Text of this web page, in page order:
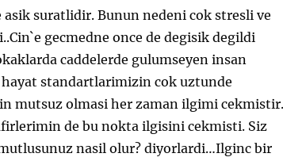
suratlidir. Bunun nedeni cok stresli ve
gecmedne once de degisik degildi
caddelerde gulumseyen insan
standartlarimizin cok uztunde
mutsuz olmasi her zaman ilgimi cekmistir.
de bu nokta ilgisini cekmisti. Siz
nasil olur? diyorlardi…Ilginc bir